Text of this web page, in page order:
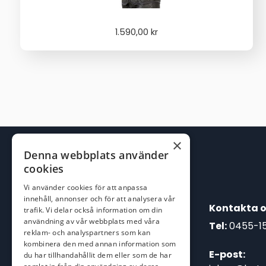
1.590,00 kr
Kontakta
Tel:0455-
E-post:
×
Denna webbplats använder
cookies
Vi använder cookies för att anpassa
innehåll, annonser och för att analysera vår
trafik. Vi delar också information om din
användning av vår webbplats med våra
reklam- och analyspartners som kan
kombinera den med annan information som
du har tillhandahållit dem eller som de har